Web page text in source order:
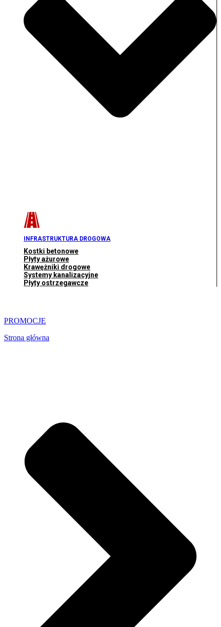
INFRASTRUKTURA DROGOWA
Kostki betonowe
Płyty ażurowe
Krawężniki drogowe
Systemy kanalizacyjne
Płyty ostrzegawcze
PROMOCJE
Strona główna